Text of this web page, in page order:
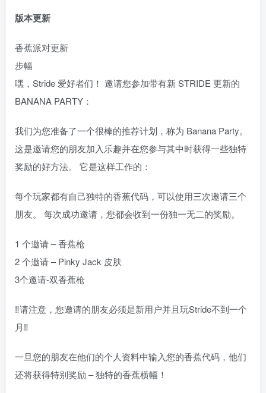
版本更新
香蕉派对更新
步幅
嘿，Stride 爱好者们！ 邀请您参加带有新 STRIDE 更新的
BANANA PARTY：
我们为您准备了一个很棒的推荐计划，称为 Banana Party。
这是邀请您的朋友加入乐趣并在您参与其中时获得一些独特
奖励的好方法。 它是这样工作的：
每个玩家都有自己独特的香蕉代码，可以使用三次邀请三个
朋友。 每次成功邀请，您都会收到一份独一无二的奖励。
1 个邀请 – 香蕉枪
2 个邀请 – Pinky Jack 皮肤
3个邀请-双香蕉枪
‼️请注意，您邀请的朋友必须是新用户并且玩Stride不到一个
月‼️
一旦您的朋友在他们的个人资料中输入您的香蕉代码，他们
还将获得特别奖励 – 独特的香蕉横幅！